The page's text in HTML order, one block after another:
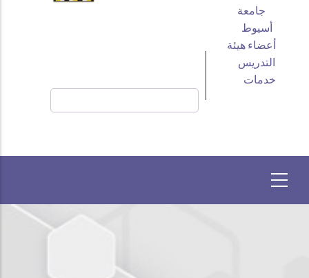
HEADER
MENU
جامعة
أسيوط
أعضاء هيئة
التدريس
خدمات